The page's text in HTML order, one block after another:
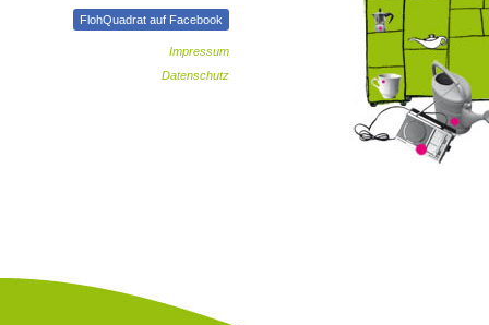
FlohQuadrat auf Facebook
Impressum
Datenschutz